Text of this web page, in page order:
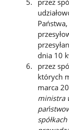
przez
dnia 10
przez
których
marca
ministra